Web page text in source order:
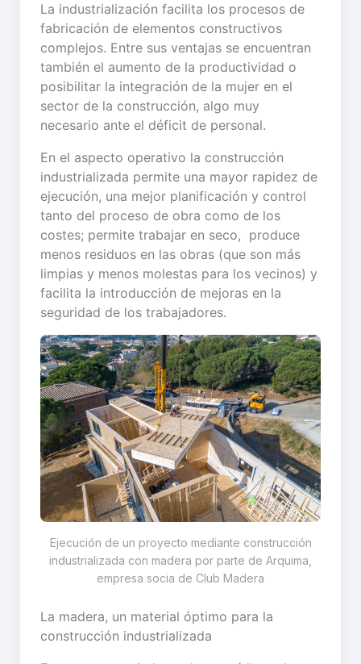
La industrialización facilita los procesos de
fabricación de elementos constructivos
complejos. Entre sus ventajas se encuentran
también el aumento de la productividad o
posibilitar la integración de la mujer en el
sector de la construcción, algo muy
necesario ante el déficit de personal.
En el aspecto operativo la construcción
industrializada permite una mayor rapidez de
ejecución, una mejor planificación y control
tanto del proceso de obra como de los
costes; permite trabajar en seco, produce
menos residuos en las obras (que son más
limpias y menos molestas para los vecinos) y
facilita la introducción de mejoras en la
seguridad de los trabajadores.
Ejecución de un proyecto mediante construcción
industrializada con madera por parte de Arquima,
empresa socia de Club Madera
La madera, un material óptimo para la
construcción industrializada